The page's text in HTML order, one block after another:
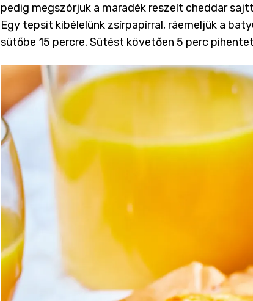
pedig megszórjuk a maradék reszelt cheddar
Egy tepsit kibélelünk zsírpapírral, ráemeljük a
sütőbe 15 percre. Sütést követően 5 perc